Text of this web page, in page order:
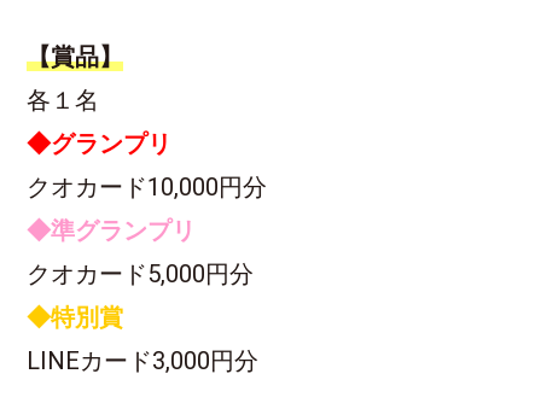
【賞品】
各１名
◆グランプリ
クオカード10,000円分
◆準グランプリ
クオカード5,000円分
◆特別賞
LINEカード3,000円分